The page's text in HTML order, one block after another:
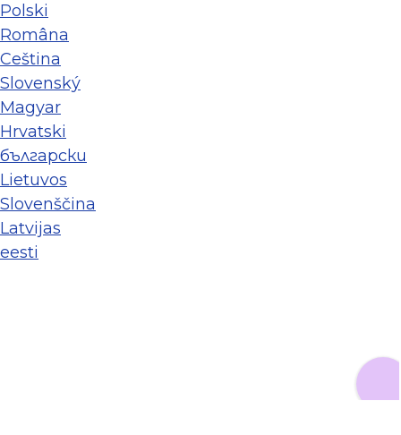
Polski
Româna
Ceština
Slovenský
Magyar
Hrvatski
български
Lietuvos
Slovenščina
Latvijas
eesti